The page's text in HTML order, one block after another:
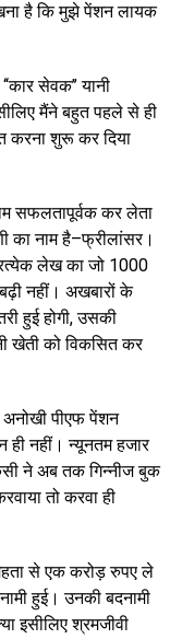
है कि मुझे पेंशन लायक
सेवक’’ यानी
मैंने बहुत पहले से ही
करना शुरू कर दिया
सफलतापूर्वक कर लेता
का नाम है–फ्रीलांसर।
लेख का जो 1000
नहीं। अखबारों के
हुई होगी, उसकी
खेती को विकसित कर
अनोखी पीएफ पेंशन
ही नहीं। न्यूनतम हजार
ने अब तक गिन्नीज बुक
तो करवा ही
से एक करोड़ रुपए ले
हुई। उनकी बदनामी
इसीलिए श्रमजीवी